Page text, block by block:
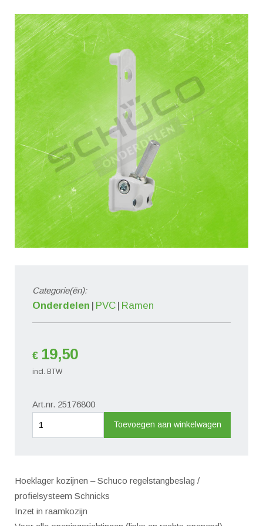
Categorie(ën):
Onderdelen PVC Ramen
€ 19,50
incl. BTW
Art.nr. 25176800
Toevoegen aan winkelwagen
Hoeklager kozijnen – Schuco regelstangbeslag /
profielsysteem Schnicks
Inzet in raamkozijn